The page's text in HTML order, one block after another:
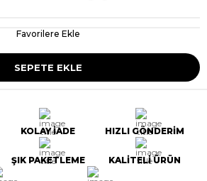
Favorilere Ekle
KOLAY İADE HIZLI GÖNDERİM
ŞIK PAKETLEME KALİTELİ ÜRÜN